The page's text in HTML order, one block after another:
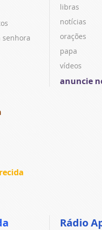
senhora
libras
notícias
orações
papa
vídeos
anuncie
Rádio